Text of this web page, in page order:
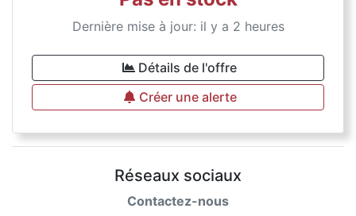
Dernière mise à jour: il y a 2 heures
Détails de l'offre
Créer une alerte
Réseaux sociaux
Contactez-nous